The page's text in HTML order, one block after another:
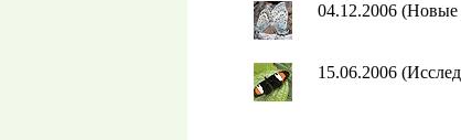
04.12.2006
15.06.2006